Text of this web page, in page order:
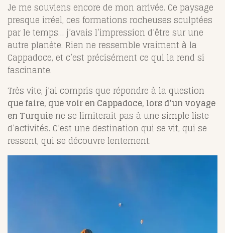
Je me souviens encore de mon arrivée. Ce paysage
presque irréel, ces formations rocheuses sculptées
par le temps… j’avais l’impression d’être sur une
autre planète. Rien ne ressemble vraiment à la
Cappadoce, et c’est précisément ce qui la rend si
fascinante.
Très vite, j’ai compris que répondre à la question
que faire, que voir en Cappadoce, lors d’un voyage
en Turquie ne se limiterait pas à une simple liste
d’activités. C’est une destination qui se vit, qui se
ressent, qui se découvre lentement.